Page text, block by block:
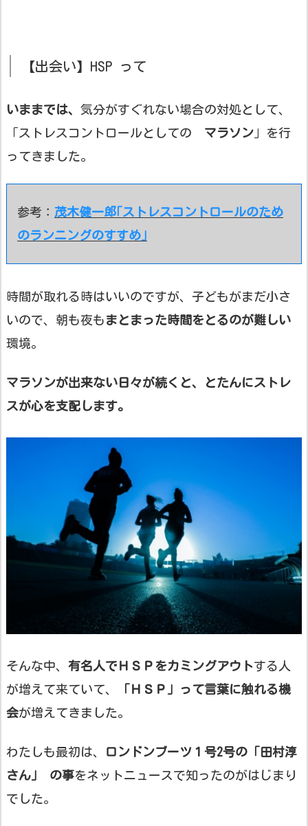
【出会い】HSP って
いままでは、 気分がすぐれない場合の対処として、
「ストレスコントロールとしての マラソン 」を行
ってきました。
参考： 茂木健一郎｢ストレスコントロールのため
のランニングのすすめ｣
時間が取れる時はいいのですが、子どもがまだ小さ
いので、朝も夜も まとまった時間をとるのが難しい
環境。
マラソンが出来ない日々が続くと、とたんにストレ
スが心を支配します。
そんな中、 有名人でＨＳＰをカミングアウトする人
が増えて来ていて、
「ＨＳＰ」って言葉に触れる機
会が増えてきました。
わたしも最初は、
ロンドンブーツ１号2号の「田村淳
さん」 の事をネットニュースで知ったのがはじまり
でした。